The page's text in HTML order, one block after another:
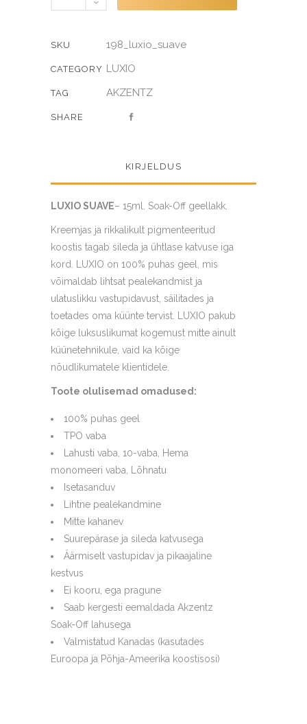
SKU 198_luxio_suave
CATEGORY LUXIO
TAG AKZENTZ
SHARE
KIRJELDUS
LUXIO SUAVE– 15ml. Soak-Off geellakk.
Kreemjas ja rikkalikult pigmenteeritud
koostis tagab sileda ja ühtlase katvuse iga
kord. LUXIO on 100% puhas geel, mis
võimaldab lihtsat pealekandmist ja
ulatuslikku vastupidavust, säilitades ja
toetades oma küünte tervist. LUXIO pakub
kõige luksuslikumat kogemust mitte ainult
küünetehnikule, vaid ka kõige
nõudlikumatele klientidele.
Toote olulisemad omadused:
100% puhas geel
TPO vaba
Lahusti vaba, 10-vaba, Hema
monomeeri vaba, Lõhnatu
Isetasanduv
Lihtne pealekandmine
Mitte kahanev
Suurepärase ja sileda katvusega
Äärmiselt vastupidav ja pikaajaline
kestvus
Ei kooru, ega pragune
Saab kergesti eemaldada Akzentz
Soak-Off lahusega
Valmistatud Kanadas (kasutades
Euroopa ja Põhja-Ameerika koostisosi)